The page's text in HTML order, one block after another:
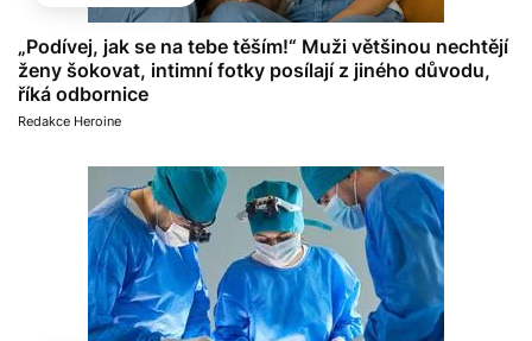
„Podívej, jak se na tebe těším!“ Muži většinou nechtějí
ženy šokovat, intimní fotky posílají z jiného důvodu,
říká odbornice
Redakce Heroine